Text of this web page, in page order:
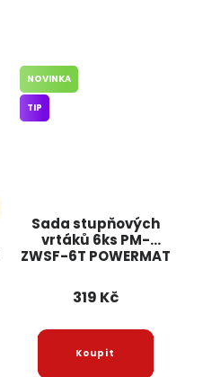
Sada stupňových
vrtáků 6ks PM-
ZWSF-6T POWERMAT
NOVINKA
TIP
319 Kč